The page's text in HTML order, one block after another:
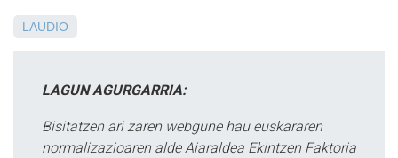
LAUDIO
LAGUN AGURGARRIA:
Bisitatzen ari zaren webgune hau euskararen
normalizazioaren alde Aiaraldea Ekintzen Faktoria